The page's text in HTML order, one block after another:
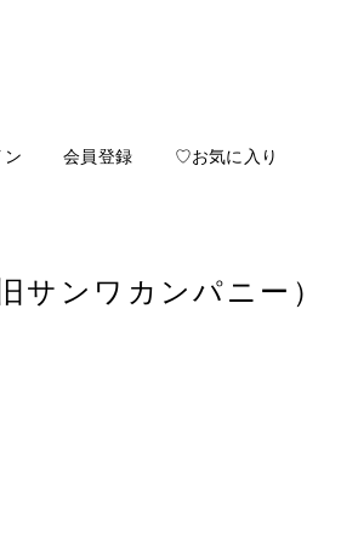
ン 会員登録 ♡お気に入り
ンワカンパニー）